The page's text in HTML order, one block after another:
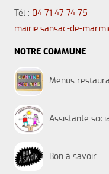
Tél : 04 71 47 74 75
mairie.sansac-de-
NOTRE COMMUNE
Menus
Assistante
Bon à savoir